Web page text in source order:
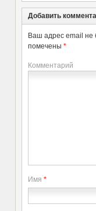
Добавить
Ваш адрес email не
помечены *
Комментарий
Имя *